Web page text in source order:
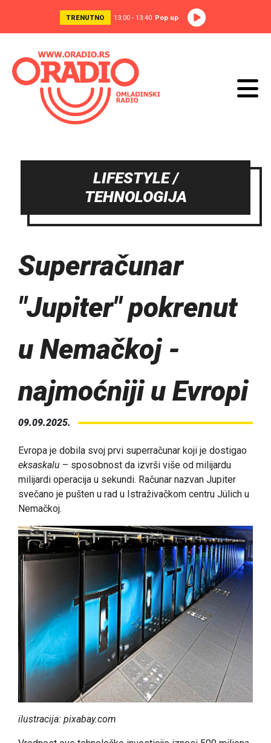
TRENUTNO 13:00 - 13:40 Pop up
LIFESTYLE /
TEHNOLOGIJA
Superračunar
"Jupiter" pokrenut
u Nemačkoj -
najmoćniji u Evropi
09.09.2025.
Evropa je dobila svoj prvi superračunar koji je dostigao
eksaskalu – sposobnost da izvrši više od milijardu
milijardi operacija u sekundi. Računar nazvan Jupiter
svečano je pušten u rad u Istraživačkom centru Jülich u
Nemačkoj.
ilustracija: pixabay.com